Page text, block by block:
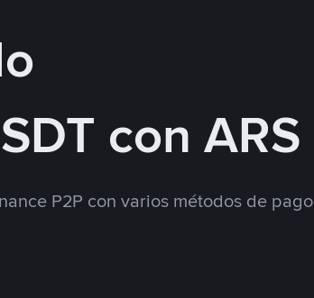
con ARS
P2P con varios métodos de pago